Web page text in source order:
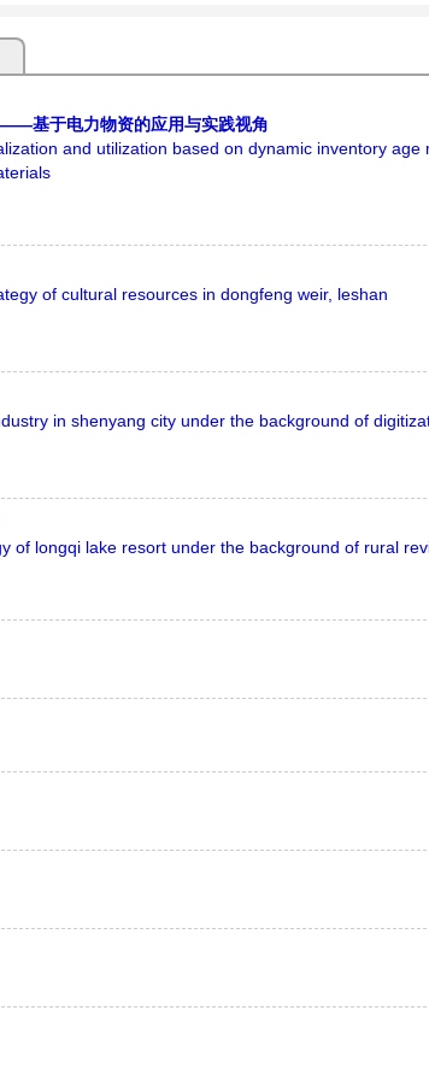
基于电力物资的应用与实践视角
and utilization based on dynamic inventory
of cultural resources in dongfeng weir, leshan
in shenyang city under the background of
of longqi lake resort under the background of rural